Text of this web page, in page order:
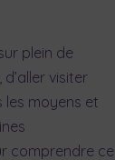
plein de
visiter
les moyens et
comprendre ce